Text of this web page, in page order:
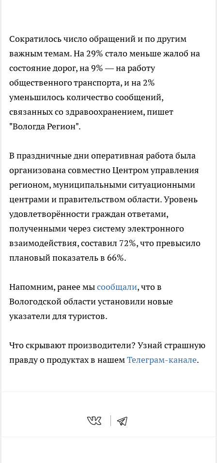
Сократилось число обращений и по другим
важным темам. На 29% стало меньше жалоб на
состояние дорог, на 9% — на работу
общественного транспорта, и на 2%
уменьшилось количество сообщений,
связанных со здравоохранением, пишет
"Вологда Регион".
В праздничные дни оперативная работа была
организована совместно Центром управления
регионом, муниципальными ситуационными
центрами и правительством области. Уровень
удовлетворённости граждан ответами,
полученными через систему электронного
взаимодействия, составил 72%, что превысило
плановый показатель в 66%.
Напомним, ранее мысообщали, что в
Вологодской области установили новые
указатели для туристов.
Что скрывают производители? Узнай страшную
правду о продуктах в нашемТелеграм-канале.